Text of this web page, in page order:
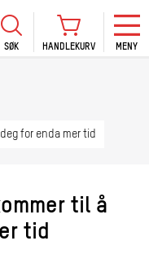
SØK HANDLEKURV MENY
for enda mer tid
til å
tid